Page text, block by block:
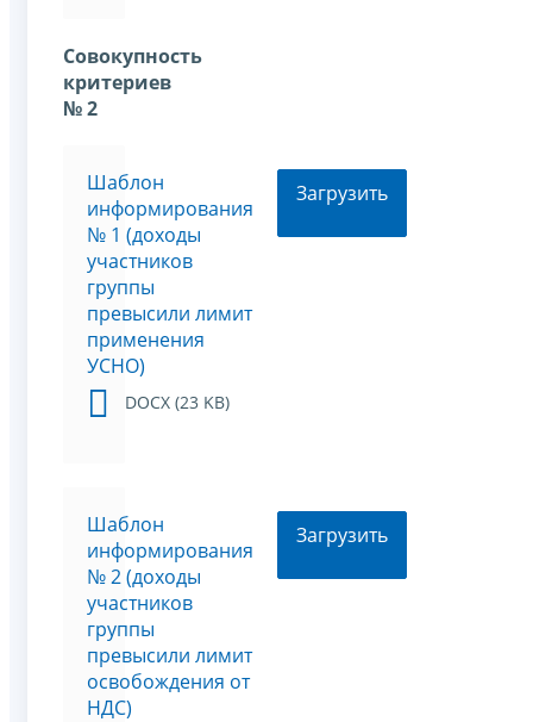
Совокупность
критериев
№ 2
Шаблон
информирования
№ 1 (доходы
участников
группы
превысили лимит
применения
УСНО)
DOCX (23 KB)
Загрузить
Шаблон
информирования
№ 2 (доходы
участников
группы
превысили лимит
освобождения от
НДС)
Загрузить